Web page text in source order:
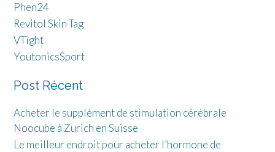
Phen24
Revitol Skin Tag
VTight
YoutonicsSport
Post Récent
Acheter le supplément de stimulation cérébrale
Noocube à Zurich en Suisse
Le meilleur endroit pour acheter l’hormone de